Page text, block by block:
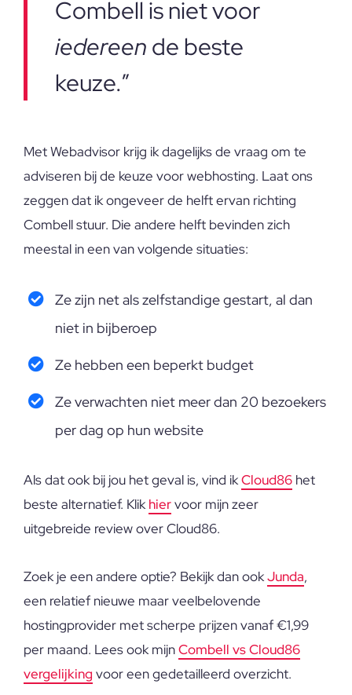
Combell is niet voor
iedereen de beste
keuze.”
Met Webadvisor krijg ik dagelijks de vraag om te
adviseren bij de keuze voor webhosting. Laat ons
zeggen dat ik ongeveer de helft ervan richting
Combell stuur. Die andere helft bevinden zich
meestal in een van volgende situaties:
Ze zijn net als zelfstandige gestart, al dan
niet in bijberoep
Ze hebben een beperkt budget
Ze verwachten niet meer dan 20 bezoekers
per dag op hun website
Als dat ook bij jou het geval is, vind ikCloud86 het
beste alternatief. Klikhiervoor mijn zeer
uitgebreide review over Cloud86.
Zoek je een andere optie? Bekijk dan ookJunda,
een relatief nieuwe maar veelbelovende
hostingprovider met scherpe prijzen vanaf €1,99
per maand. Lees ook mijnCombell vs Cloud86
vergelijking voor een gedetailleerd overzicht.